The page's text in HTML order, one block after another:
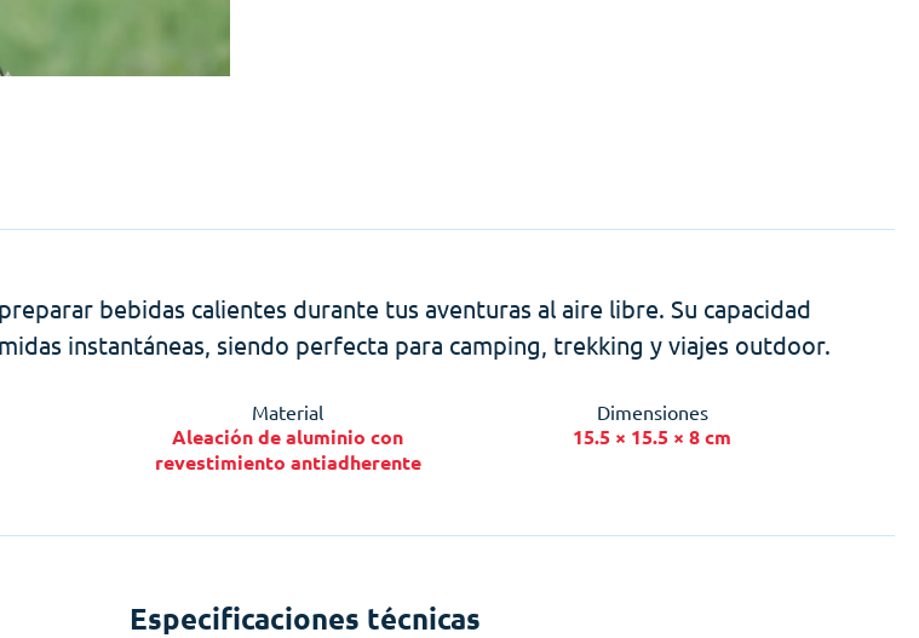
bebidas calientes durante tus aventuras al aire libre. Su capacidad
instantáneas, siendo perfecta para camping, trekking y viajes outdoor.
Material
Aleación de aluminio con
revestimiento antiadherente
Dimensiones
15.5 × 15.5 × 8 cm
Especificaciones técnicas